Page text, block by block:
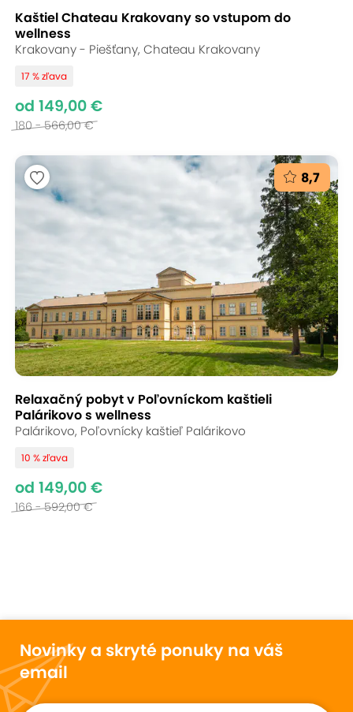
Kaštiel Chateau Krakovany so vstupom do
wellness
Krakovany - Piešťany, Chateau Krakovany
17 % zľava
od 149,00 €
180 - 566,00 €
8,7
Relaxačný pobyt v Poľovníckom kaštieli
Palárikovo s wellness
Palárikovo, Poľovnícky kaštieľ Palárikovo
10 % zľava
od 149,00 €
166 - 592,00 €
Novinky a skryté ponuky na váš
email